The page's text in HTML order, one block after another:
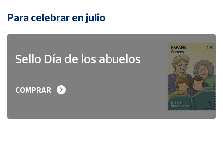
Para celebrar en julio
Sello Día de los abuelos
COMPRAR